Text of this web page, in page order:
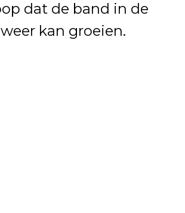
dat de band in de
kan groeien.